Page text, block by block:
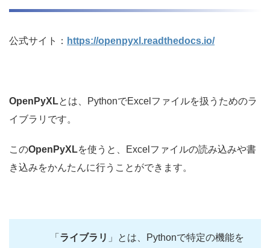
公式サイト： https://openpyxl.readthedocs.io/
OpenPyXLとは、PythonでExcelファイルを扱うためのラ
イブラリです。
このOpenPyXLを使うと、Excelファイルの読み込みや書
き込みをかんたんに行うことができます。
「 ライブラリ 」とは、Pythonで特定の機能を